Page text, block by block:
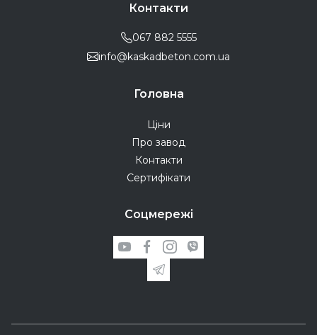
Контакти
067 882 5555
info@kaskadbeton.com.ua
Головна
Ціни
Про завод
Контакти
Сертифікати
Соцмережі